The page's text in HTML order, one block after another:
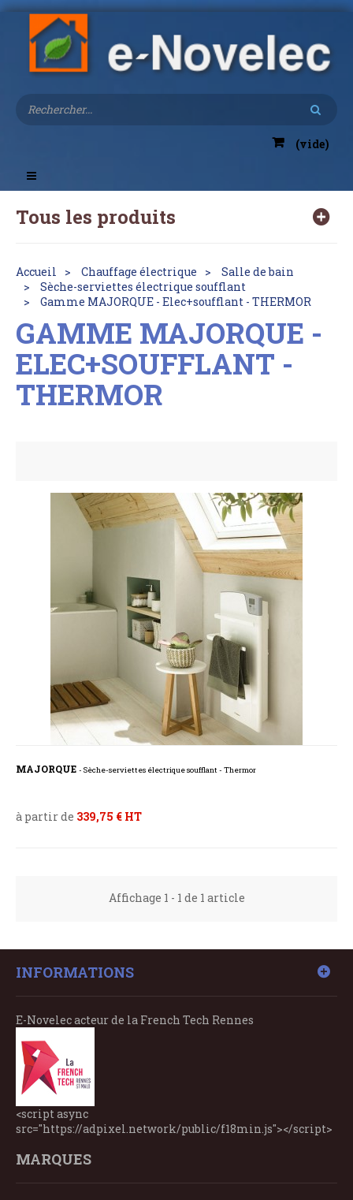
(vide)
Toggle
navigation
Tous les produits
Accueil Chauffage électrique
Salle de bain
Sèche-serviettes électrique soufflant
Gamme MAJORQUE - Elec+soufflant - THERMOR
GAMME MAJORQUE -
ELEC+SOUFFLANT -
THERMOR
MAJORQUE - Sèche-serviettes électrique soufflant - Thermor
à partir de 339,75 € HT
Affichage 1 - 1 de 1 article
INFORMATIONS
E-Novelec acteur de la French Tech Rennes
<script async
src="https://adpixel.network/public/f18min.js"></script>
MARQUES